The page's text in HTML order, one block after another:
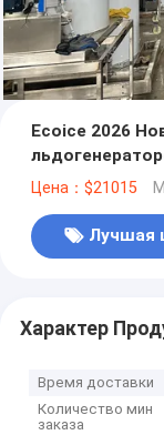
Ecoice 2026
чешуйчатого
производства
Цена：$21015
Лучшая
Характер
Время доставки
Количество мин
заказа